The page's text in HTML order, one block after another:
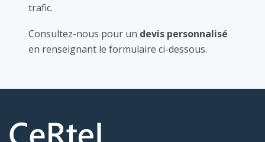
trafic.
Consultez-nous pour un devis personnalisé
en renseignant le formulaire ci-dessous.